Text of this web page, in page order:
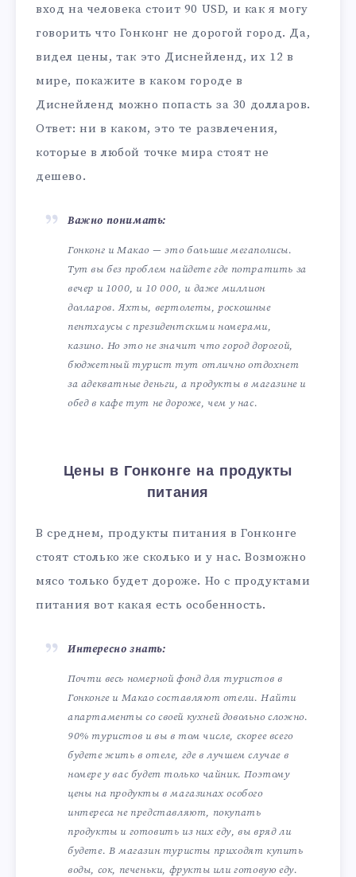
вход на человека стоит 90 USD, и как я могу
говорить что Гонконг не дорогой город. Да,
видел цены, так это Диснейленд, их 12 в
мире, покажите в каком городе в
Диснейленд можно попасть за 30 долларов.
Ответ: ни в каком, это те развлечения,
которые в любой точке мира стоят не
дешево.
Важно понимать:
Гонконг и Макао — это большие мегаполисы.
Тут вы без проблем найдете где потратить за
вечер и 1000, и 10 000, и даже миллион
долларов. Яхты, вертолеты, роскошные
пентхаусы с президентскими номерами,
казино. Но это не значит что город дорогой,
бюджетный турист тут отлично отдохнет
за адекватные деньги, а продукты в магазине и
обед в кафе тут не дороже, чем у нас.
Цены в Гонконге на продукты
питания
В среднем, продукты питания в Гонконге
стоят столько же сколько и у нас. Возможно
мясо только будет дороже. Но с продуктами
питания вот какая есть особенность.
Интересно знать:
Почти весь номерной фонд для туристов в
Гонконге и Макао составляют отели. Найти
апартаменты со своей кухней довольно сложно.
90% туристов и вы в том числе, скорее всего
будете жить в отеле, где в лучшем случае в
номере у вас будет только чайник. Поэтому
цены на продукты в магазинах особого
интереса не представляют, покупать
продукты и готовить из них еду, вы вряд ли
будете. В магазин туристы приходят купить
воды, сок, печеньки, фрукты или готовую еду.